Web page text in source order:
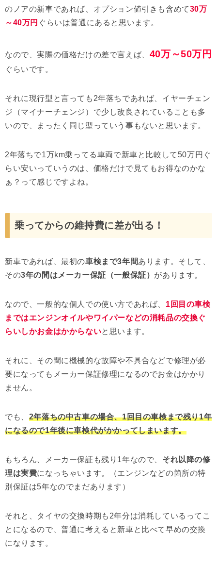
のノアの新車であれば、オプション値引きも含めて30万
～40万円 ぐらいは普通にあると思います。
なので、実際の価格だけの差で言えば、 40万～50万円
ぐらいです。
それに現行型と言っても2年落ちであれば、イヤーチェン
ジ（マイナーチェンジ）で少し改良されていることも多
いので、まったく同じ型っていう事もないと思います。
2年落ちで1万km乗ってる車両で新車と比較して50万円ぐ
らい安いっていうのは、価格だけで見てもお得なのかな
ぁ？って感じですよね。
乗ってからの維持費に差が出る！
新車であれば、最初の車検まで3年間あります。そして、
その3年の間はメーカー保証（一般保証） があります。
なので、一般的な個人での使い方であれば、 1回目の車検
まではエンジンオイルやワイパーなどの消耗品の交換ぐ
らいしかお金はかからないと思います。
それに、その間に機械的な故障や不具合などで修理が必
要になってもメーカー保証修理になるのでお金はかかり
ません。
でも、 2年落ちの中古車の場合、1回目の車検まで残り1年
になるので1年後に車検代がかかってしまいます。
もちろん、メーカー保証も残り1年なので、 それ以降の修
理は実費になっちゃいます。（エンジンなどの箇所の特
別保証は5年なのでまだあります）
それと、タイヤの交換時期も2年分は消耗しているってこ
とになるので、普通に考えると新車と比べて早めの交換
になります。